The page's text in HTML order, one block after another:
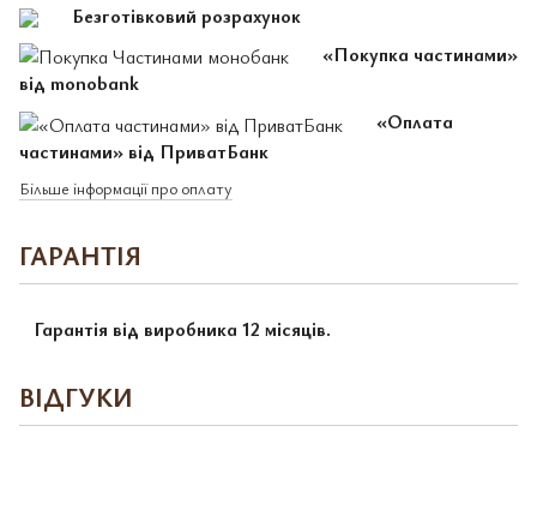
Безготівковий розрахунок
«Покупка частинами»
від monobank
«Оплата
частинами» від ПриватБанк
Більше інформації про оплату
ГАРАНТІЯ
Гарантія від виробника 12 місяців.
ВІДГУКИ